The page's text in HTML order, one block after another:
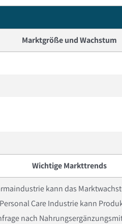
Marktgröße und Wachstum
Wichtige Markttrends
kann das
Care Industrie kann
nach